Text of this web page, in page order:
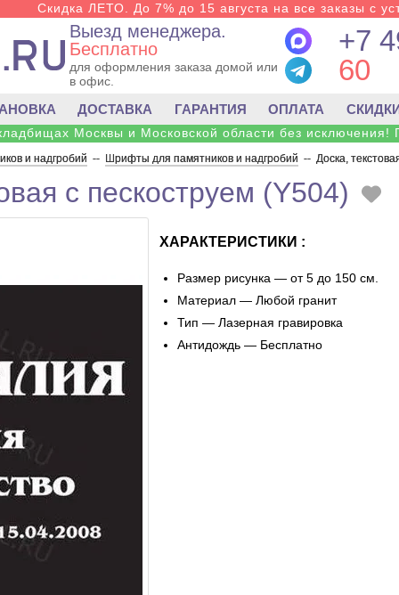
Скидка ЛЕТО. До 7% до 15 августа на все заказы с
Выезд менеджера.
Бесплатно
для оформления заказа домой или
в офис.
+7
60
ДОСТАВКА ГАРАНТИЯ ОПЛАТА
Москвы и Московской области без исключения!
и надгробий -- Шрифты для памятников и надгробий -- Доска,
с пескоструем (Y504)
ХАРАКТЕРИСТИКИ :
Размер рисунка — от 5 до 150 см.
Материал — Любой гранит
Тип — Лазерная гравировка
Антидождь — Бесплатно